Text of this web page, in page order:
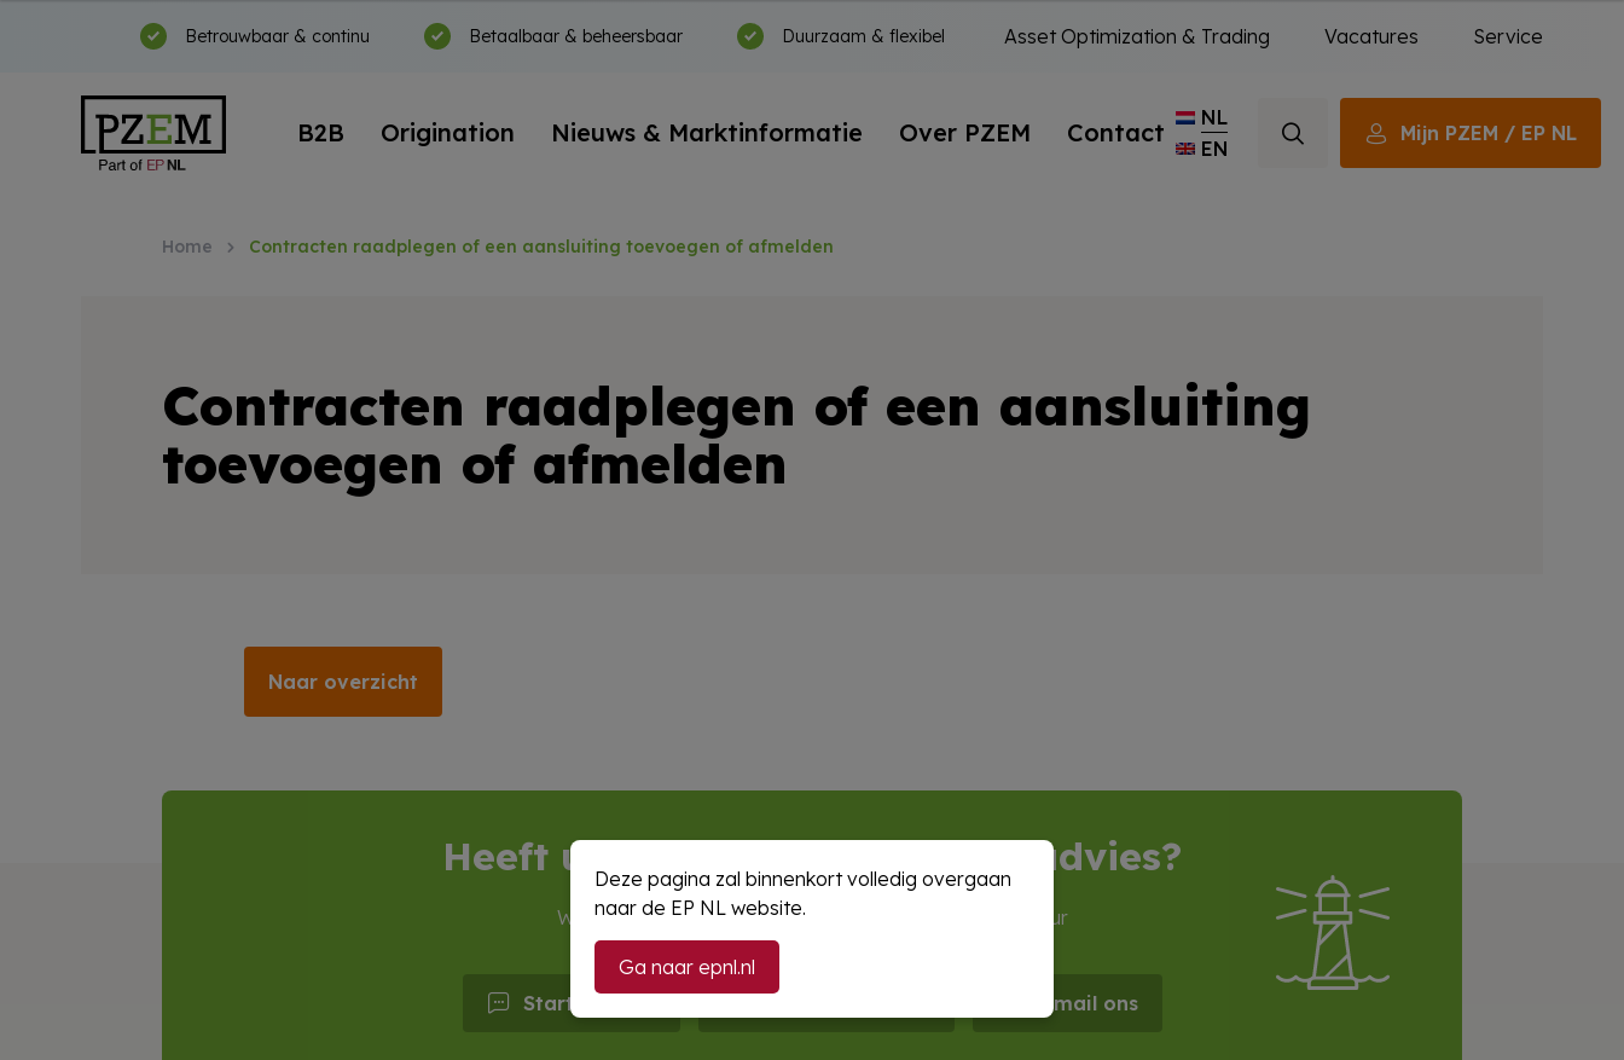
Betrouwbaar & continu Betaalbaar & beheersbaar Duurzaam & flexibel Asset Optimization & Trading Vacatures Service
B2B Origination Nieuws & Marktinformatie Over PZEM Contact
NL
EN
Mijn PZEM / EP NL
Home Contracten raadplegen of een aansluiting toevoegen of afmelden
Contracten raadplegen of een aansluiting
toevoegen of afmelden
Naar overzicht
Heeft u nog vragen? Of wilt u advies?
Wij zijn op werkdagenbereikbaar van 08:00 tot 17:00 uur
Start de chat E-mail ons
Deze pagina zal binnenkort volledig overgaan
naar de EP NL website.
Ga naar epnl.nl